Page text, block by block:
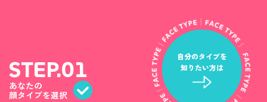
STEP.01
あなたの
顔タイプを選択
自分のタイプを
知りたい方は